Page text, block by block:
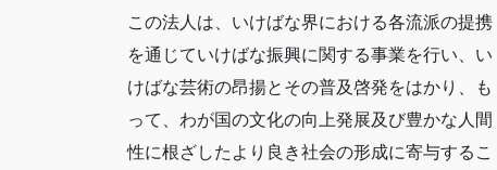
この法人は、いけばな界における各流派の提携
を通じていけばな振興に関する事業を行い、い
けばな芸術の昂揚とその普及啓発をはかり、も
って、わが国の文化の向上発展及び豊かな人間
性に根ざしたより良き社会の形成に寄与するこ